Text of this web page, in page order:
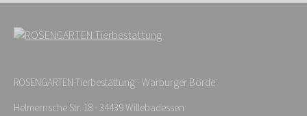
ROSENGARTEN-Tierbestattung - Warburger Börde
Helmernsche Str. 18 · 34439 Willebadessen